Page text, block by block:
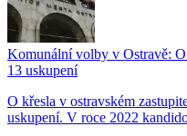
Komunální volby v Ostravě:
13 uskupení
O křesla v ostravském
uskupení. V roce 2022